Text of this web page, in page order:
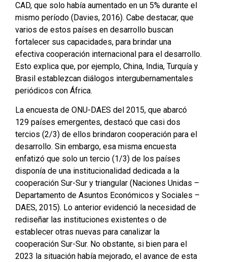
CAD, que solo había aumentado en un 5% durante el
mismo período (Davies, 2016). Cabe destacar, que
varios de estos países en desarrollo buscan
fortalecer sus capacidades, para brindar una
efectiva cooperación internacional para el desarrollo.
Esto explica que, por ejemplo, China, India, Turquía y
Brasil establezcan diálogos intergubernamentales
periódicos con África.
La encuesta de ONU-DAES del 2015, que abarcó
129 países emergentes, destacó que casi dos
tercios (2/3) de ellos brindaron cooperación para el
desarrollo. Sin embargo, esa misma encuesta
enfatizó que solo un tercio (1/3) de los países
disponía de una institucionalidad dedicada a la
cooperación Sur-Sur y triangular (Naciones Unidas –
Departamento de Asuntos Económicos y Sociales –
DAES, 2015). Lo anterior evidenció la necesidad de
rediseñar las instituciones existentes o de
establecer otras nuevas para canalizar la
cooperación Sur-Sur. No obstante, si bien para el
2023 la situación había mejorado, el avance de esta